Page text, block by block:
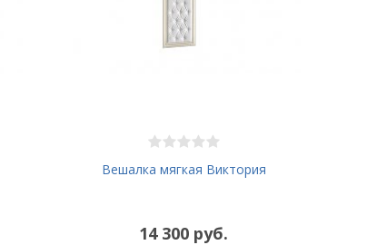
Вешалка мягкая Виктория
14 300 руб.